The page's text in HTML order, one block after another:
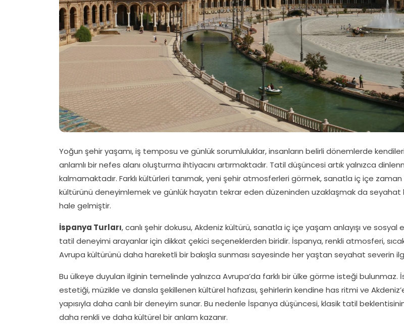
Yoğun şehir yaşamı, iş temposu ve günlük sorumluluklar, insanların belirli dönemlerde
anlamlı bir nefes alanı oluşturma ihtiyacını artırmaktadır. Tatil düşüncesi artık yalnızca
kalmamaktadır. Farklı kültürleri tanımak, yeni şehir atmosferleri görmek, sanatla iç içe
kültürünü deneyimlemek ve günlük hayatın tekrar eden düzeninden uzaklaşmak da seyahat
hale gelmiştir.
İspanya Turları, canlı şehir dokusu, Akdeniz kültürü, sanatla iç içe yaşam anlayışı ve sosyal
tatil deneyimi arayanlar için dikkat çekici seçeneklerden biridir. İspanya, renkli atmosferi,
Avrupa kültürünü daha hareketli bir bakışla sunması sayesinde her yaştan seyahat severin
Bu ülkeye duyulan ilginin temelinde yalnızca Avrupa’da farklı bir ülke görme isteği bulunmaz.
estetiği, müzikle ve dansla şekillenen kültürel hafızası, şehirlerin kendine has ritmi ve
yapısıyla daha canlı bir deneyim sunar. Bu nedenle İspanya düşüncesi, klasik tatil
daha renkli ve daha kültürel bir anlam kazanır.